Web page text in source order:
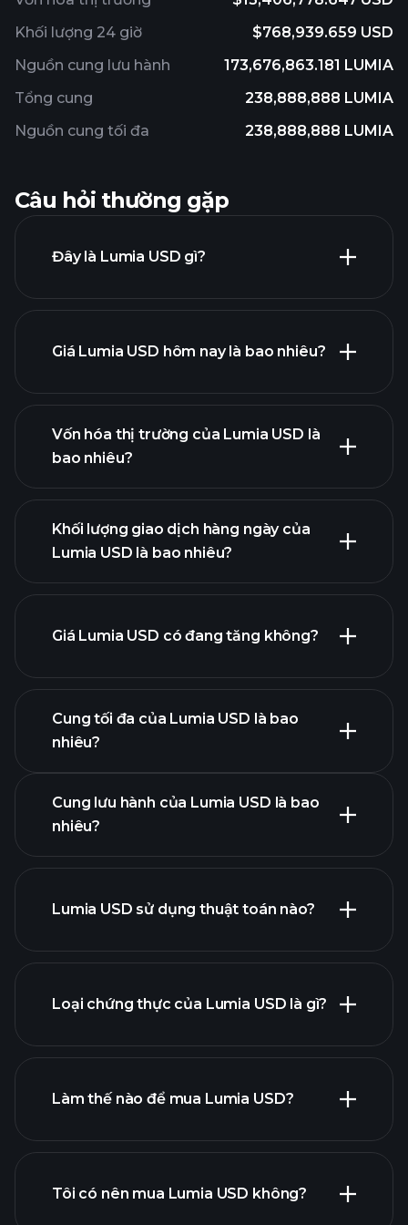
Khối lượng 24 giờ
$768,939.659 USD
Nguồn cung lưu hành
173,676,863.181 LUMIA
Tổng cung
238,888,888 LUMIA
Nguồn cung tối đa
238,888,888 LUMIA
Câu hỏi thường gặp
Đây là Lumia USD gì?
Giá Lumia USD hôm nay là bao nhiêu?
nâng cao
Vốn hóa thị trường của Lumia USD là
bao nhiêu?
sách tiền điện tử
Khối lượng giao dịch hàng ngày của
Lumia USD là bao nhiêu?
Giá Lumia USD có đang tăng không?
Lumia USD
Cung tối đa của Lumia USD là bao
nhiêu?
Cung lưu hành của Lumia USD là bao
nhiêu?
Lumia USD sử dụng thuật toán nào?
Loại chứng thực của Lumia USD là gì?
Làm thế nào để mua Lumia USD?
Tôi có nên mua Lumia USD không?